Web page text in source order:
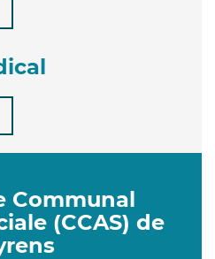
Communal
(CCAS) de